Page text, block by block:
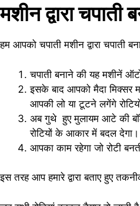
मशीन द्वारा
हम आपको चपाती मशीन द्वारा
चपाती बनाने की यह मशीनें
इसके बाद आपको मैदा मिक्सर
आपकी लो या टूटने लगेंगे
अब गुथे हुए मुलायम आटे की
रोटियों के आकार में बदल देगा।
आपका काम रहेगा जो रोटी
इस तरह आप हमारे द्वारा बताए हुए